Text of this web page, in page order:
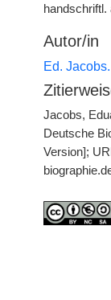
Autor/in
Ed. Jacobs.
Jacobs,
Deutsche
Version];